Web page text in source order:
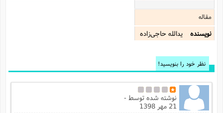
مقاله
نویسنده
یدالله حاجی‌زاده
نظر خود را بنویسید!
نوشته شده توسط-
21 مهر 1398